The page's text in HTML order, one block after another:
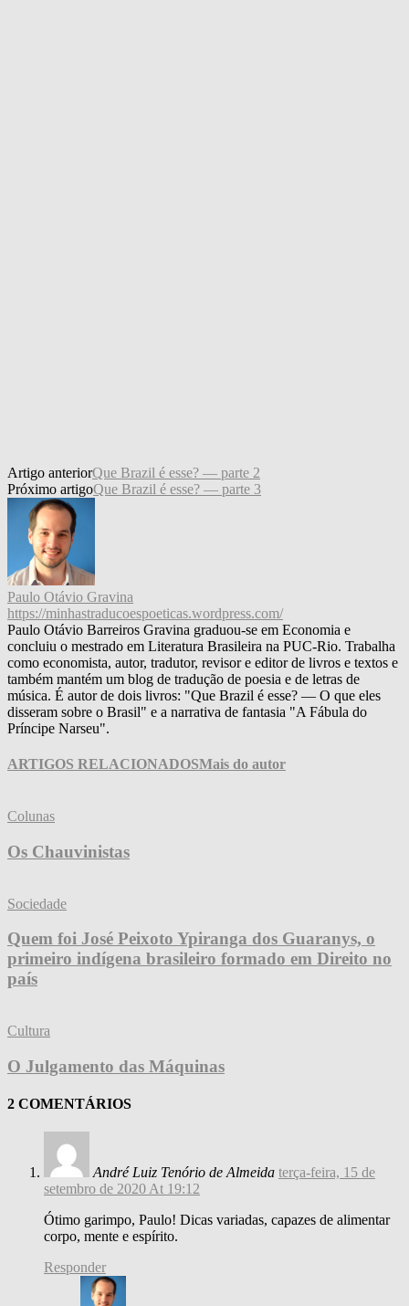
Artigo anteriorQue Brazil é esse? — parte 2
Próximo artigoQue Brazil é esse? — parte 3
Paulo Otávio Gravina
https://minhastraducoespoeticas.wordpress.com/
Paulo Otávio Barreiros Gravina graduou-se em Economia e
concluiu o mestrado em Literatura Brasileira na PUC-Rio. Trabalha
como economista, autor, tradutor, revisor e editor de livros e textos e
também mantém um blog de tradução de poesia e de letras de
música. É autor de dois livros: "Que Brazil é esse? — O que eles
disseram sobre o Brasil" e a narrativa de fantasia "A Fábula do
Príncipe Narseu".
ARTIGOS RELACIONADOSMais do autor
Colunas
Os Chauvinistas
Sociedade
Quem foi José Peixoto Ypiranga dos Guaranys, o
primeiro indígena brasileiro formado em Direito no
país
Cultura
O Julgamento das Máquinas
2 COMENTÁRIOS
André Luiz Tenório de Almeida terça-feira, 15 de
setembro de 2020 At 19:12
Ótimo garimpo, Paulo! Dicas variadas, capazes de alimentar
corpo, mente e espírito.
Responder